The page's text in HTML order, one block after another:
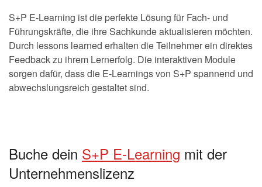
S+P E-Learning ist die perfekte Lösung für Fach- und
Führungskräfte, die ihre Sachkunde aktualisieren möchten.
Durch lessons learned erhalten die Teilnehmer ein direktes
Feedback zu ihrem Lernerfolg. Die interaktiven Module
sorgen dafür, dass die E-Learnings von S+P spannend und
abwechslungsreich gestaltet sind.
Buche dein S+P E-Learning mit der
Unternehmenslizenz